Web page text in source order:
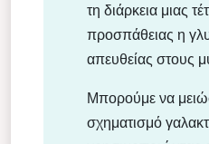
τη διάρκεια μιας
προσπάθειας η
απευθείας στους
Μπορούμε να
σχηματισμό